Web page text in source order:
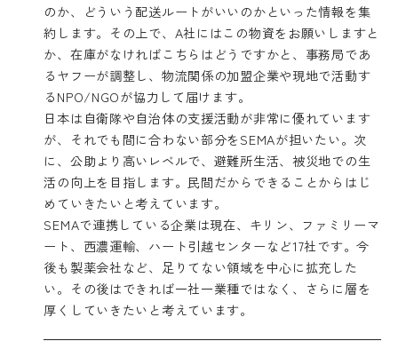
のか、どういう配送ルートがいいのかといった情報を集
約します。その上で、A社にはこの物資をお願いしますと
か、在庫がなければこちらはどうですかと、事務局であ
るヤフーが調整し、物流関係の加盟企業や現地で活動す
るNPO/NGOが協力して届けます。
日本は自衛隊や自治体の支援活動が非常に優れています
が、それでも間に合わない部分をSEMAが担いたい。次
に、公助より高いレベルで、避難所生活、被災地での生
活の向上を目指します。民間だからできることからはじ
めていきたいと考えています。
SEMAで連携している企業は現在、キリン、ファミリーマ
ート、西濃運輸、ハート引越センターなど17社です。今
後も製薬会社など、足りてない領域を中心に拡充した
い。その後はできれば一社一業種ではなく、さらに層を
厚くしていきたいと考えています。